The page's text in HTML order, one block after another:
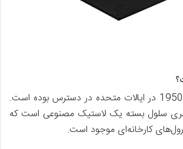
سلول بسته از دهه 1950 در ایالات متحده در دسترس بوده است.
سلول بسته یک لاستیک مصنوعی است که
رول‌های کارخانه‌ای موجود است.